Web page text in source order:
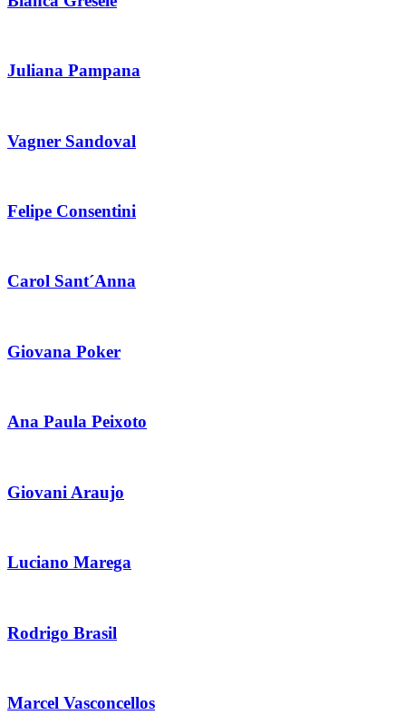
Juliana Pampana
Vagner Sandoval
Felipe Consentini
Carol Sant´Anna
Giovana Poker
Ana Paula Peixoto
Giovani Araujo
Luciano Marega
Rodrigo Brasil
Marcel Vasconcellos